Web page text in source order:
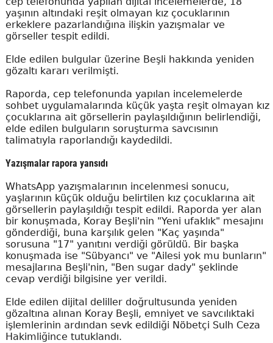
yaşının altındaki reşit olmayan kız çocuklarının
erkeklere pazarlandığına ilişkin yazışmalar ve
görseller tespit edildi.
Elde edilen bulgular üzerine Beşli hakkında yeniden
gözaltı kararı verilmişti.
Raporda, cep telefonunda yapılan incelemelerde
sohbet uygulamalarında küçük yaşta reşit olmayan kız
çocuklarına ait görsellerin paylaşıldığının belirlendiği,
elde edilen bulguların soruşturma savcısının
talimatıyla raporlandığı kaydedildi.
Yazışmalar rapora yansıdı
WhatsApp yazışmalarının incelenmesi sonucu,
yaşlarının küçük olduğu belirtilen kız çocuklarına ait
görsellerin paylaşıldığı tespit edildi. Raporda yer alan
bir konuşmada, Koray Beşli'nin "Yeni ufaklık" mesajını
gönderdiği, buna karşılık gelen "Kaç yaşında"
sorusuna "17" yanıtını verdiği görüldü. Bir başka
konuşmada ise "Sübyancı" ve "Ailesi yok mu bunların"
mesajlarına Beşli'nin, "Ben sugar dady" şeklinde
cevap verdiği bilgisine yer verildi.
Elde edilen dijital deliller doğrultusunda yeniden
gözaltına alınan Koray Beşli, emniyet ve savcılıktaki
işlemlerinin ardından sevk edildiği Nöbetçi Sulh Ceza
Hakimliğince tutuklandı.